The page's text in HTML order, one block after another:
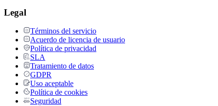
Legal
Términos del servicio
Acuerdo de licencia de usuario
Política de privacidad
SLA
Tratamiento de datos
GDPR
Uso aceptable
Política de cookies
Seguridad